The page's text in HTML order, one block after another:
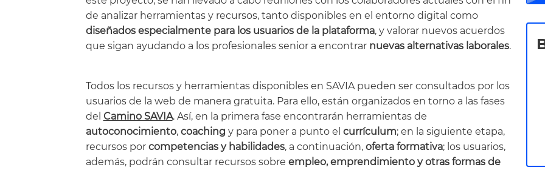
de analizar herramientas y recursos, tanto disponibles en el entorno digital como
diseñados especialmente para los usuarios de la plataforma, y valorar nuevos acuerdos
que sigan ayudando a los profesionales senior a encontrar nuevas alternativas laborales.
Todos los recursos y herramientas disponibles en SAVIA pueden ser consultados por los
usuarios de la web de manera gratuita. Para ello, están organizados en torno a las fases
del Camino SAVIA. Así, en la primera fase encontrarán herramientas de
autoconocimiento, coaching y para poner a punto el currículum; en la siguiente etapa,
recursos por competencias y habilidades, a continuación, oferta formativa; los usuarios,
además, podrán consultar recursos sobre empleo, emprendimiento y otras formas de